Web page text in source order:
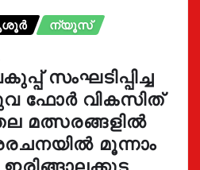
ന്യൂസ്
സംഘടിപ്പിച്ച
ഫോർ വികസിത്
മത്സരങ്ങളിൽ
മൂന്നാം